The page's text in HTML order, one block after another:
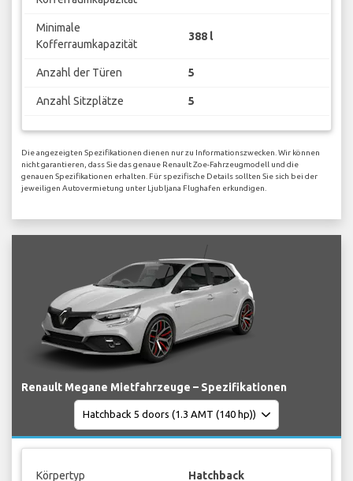
Minimale
Kofferraumkapazität
388 l
Anzahl der Türen 5
Anzahl Sitzplätze 5
Die angezeigten Spezifikationen dienen nur zu Informationszwecken. Wir können
nicht garantieren, dass Sie das genaue Renault Zoe-Fahrzeugmodell und die
genauen Spezifikationen erhalten. Für spezifische Details sollten Sie sich bei der
jeweiligen Autovermietung unter Ljubljana Flughafen erkundigen.
Renault Megane Mietfahrzeuge – Spezifikationen
Körpertyp Hatchback